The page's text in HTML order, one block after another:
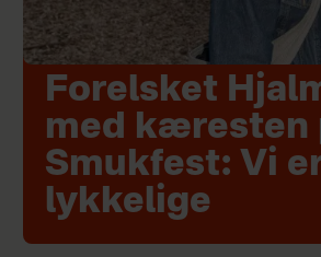
Forelsket
med kæresten
Smukfest: Vi
lykkelige